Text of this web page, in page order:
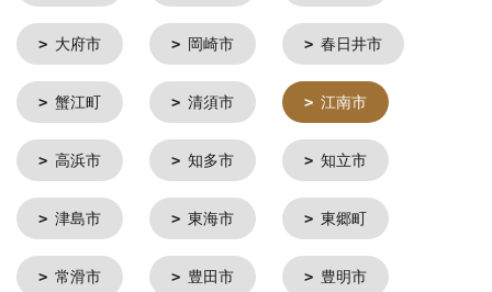
大府市 岡崎市 春日井市
蟹江町 清須市 江南市
高浜市 知多市 知立市
津島市 東海市 東郷町
常滑市 豊田市 豊明市